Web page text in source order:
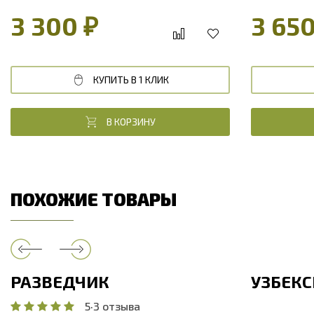
3 300 ₽
КУПИТЬ В 1 КЛИК
В КОРЗИНУ
3
ПОХОЖИЕ ТОВАРЫ
РАЗВЕДЧИК
5·3 отзыва